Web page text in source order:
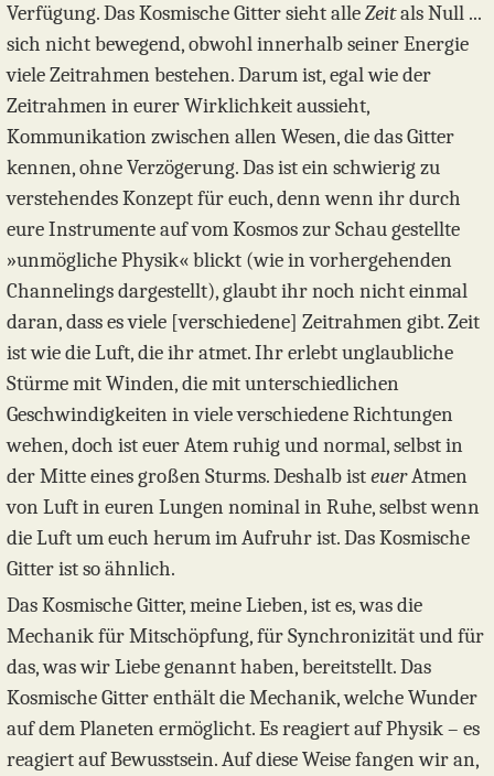
Verfügung. Das Kosmische Gitter sieht alleZeitals Null ...
sich nicht bewegend, obwohl innerhalb seiner Energie
viele Zeitrahmen bestehen. Darum ist, egal wie der
Zeitrahmen in eurer Wirklichkeit aussieht,
Kommunikation zwischen allen Wesen, die das Gitter
kennen, ohne Verzögerung. Das ist ein schwierig zu
verstehendes Konzept für euch, denn wenn ihr durch
eure Instrumente auf vom Kosmos zur Schau gestellte
»unmögliche Physik« blickt (wie in vorhergehenden
Channelings dargestellt), glaubt ihr noch nicht einmal
daran, dass es viele [verschiedene] Zeitrahmen gibt. Zeit
ist wie die Luft, die ihr atmet. Ihr erlebt unglaubliche
Stürme mit Winden, die mit unterschiedlichen
Geschwindigkeiten in viele verschiedene Richtungen
wehen, doch ist euer Atem ruhig und normal, selbst in
der Mitte eines großen Sturms. Deshalb isteuerAtmen
von Luft in euren Lungen nominal in Ruhe, selbst wenn
die Luft um euch herum im Aufruhr ist. Das Kosmische
Gitter ist so ähnlich.
Das Kosmische Gitter, meine Lieben, ist es, was die
Mechanik für Mitschöpfung, für Synchronizität und für
das, was wir Liebe genannt haben, bereitstellt. Das
Kosmische Gitter enthält die Mechanik, welche Wunder
auf dem Planeten ermöglicht. Es reagiert auf Physik – es
reagiert auf Bewusstsein. Auf diese Weise fangen wir an,